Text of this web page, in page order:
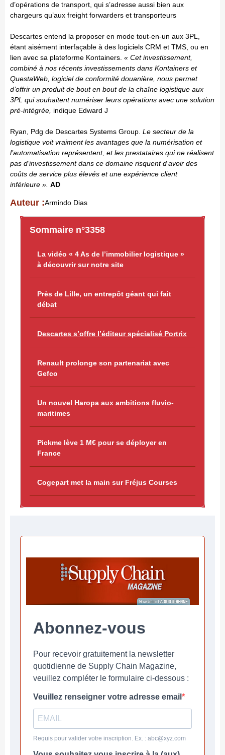
Sommaire n°3358
La vidéo « 4 As de l’immobilier logistique »
à découvrir sur notre site
Près de Lille, un entrepôt géant qui fait
débat
Descartes s’offre l’éditeur spécialisé Portrix
Renault prolonge son partenariat avec
Gefco
Un nouvel Haropa aux ambitions fluvio-
maritimes
Pickme lève 1 M€ pour se déployer en
France
Cogepart met la main sur Fréjus Courses
d’opérations de transport, qui s’adresse aussi bien aux
chargeurs qu’aux freight forwarders et transporteurs
Descartes entend la proposer en mode tout-en-un aux 3PL,
étant aisément interfaçable à des logiciels CRM et TMS, ou en
lien avec sa plateforme Kontainers. « Cet investissement,
combiné à nos récents investissements dans Kontainers et
QuestaWeb, logiciel de conformité douanière, nous permet
d’offrir un produit de bout en bout de la chaîne logistique aux
3PL qui souhaitent numériser leurs opérations avec une solution
pré-intégrée, indique Edward J
Ryan, Pdg de Descartes Systems Group. Le secteur de la
logistique voit vraiment les avantages que la numérisation et
l’automatisation représentent, et les prestataires qui ne réalisent
pas d’investissement dans ce domaine risquent d’avoir des
coûts de service plus élevés et une expérience client
inférieure ». AD
Auteur :Armindo Dias